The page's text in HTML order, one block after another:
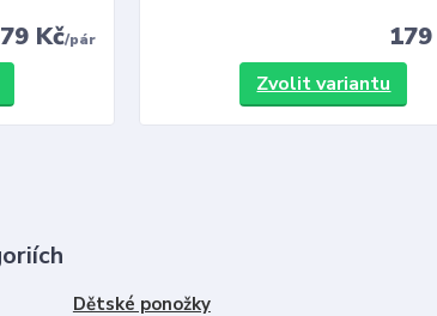
79 Kč/pár
Zvolit variantu
Dětské ponožky